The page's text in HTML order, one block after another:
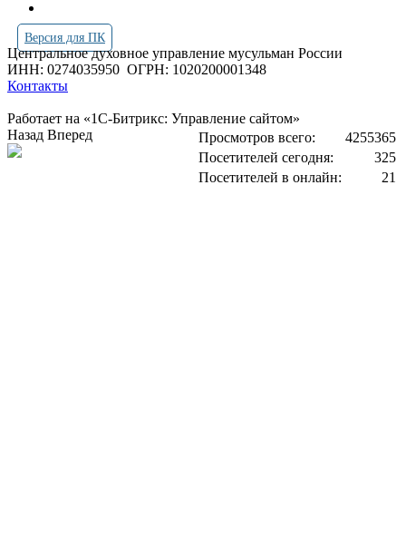
Версия для ПК
Центральное духовное управление мусульман России
ИНН: 0274035950 ОГРН: 1020200001348
Контакты
Работает на «1С-Битрикс: Управление сайтом»
Просмотров всего:
4255365
Посетителей сегодня:
325
Посетителей в онлайн:
21
Назад Вперед